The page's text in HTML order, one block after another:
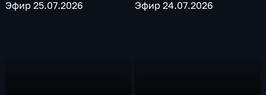
Эфир 25.07.2026
Эфир 24.07.2026